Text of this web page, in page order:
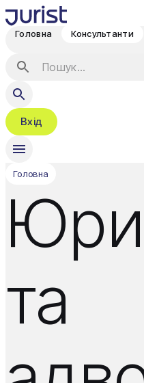
Головна Консультанти
Вхід
Головна
та